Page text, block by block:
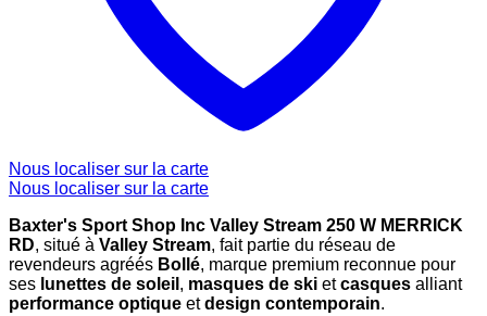
Nous localiser sur la carte
Nous localiser sur la carte
Baxter's Sport Shop Inc Valley Stream 250 W MERRICK
RD, situé à Valley Stream, fait partie du réseau de
revendeurs agréés Bollé, marque premium reconnue pour
ses lunettes de soleil , masques de ski etcasques alliant
performance optique etdesign contemporain.